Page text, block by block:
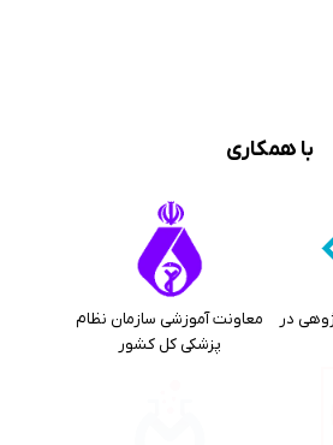
با همکاری
در
معاونت آموزشی سازمان نظام
پزشکی کل کشور